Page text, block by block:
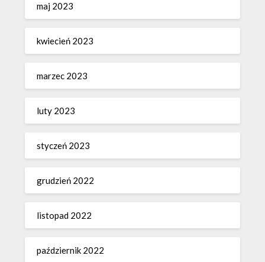
maj 2023
kwiecień 2023
marzec 2023
luty 2023
styczeń 2023
grudzień 2022
listopad 2022
październik 2022